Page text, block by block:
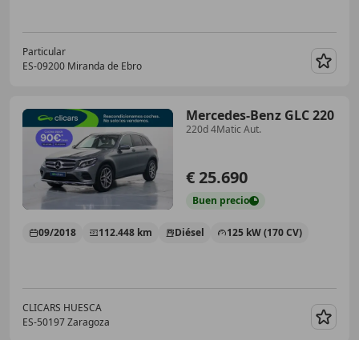
Particular
ES-09200 Miranda de Ebro
Mercedes-Benz GLC 220
220d 4Matic Aut.
€ 25.690
Buen precio
09/2018 112.448 km Diésel 125 kW (170 CV)
CLICARS HUESCA
ES-50197 Zaragoza